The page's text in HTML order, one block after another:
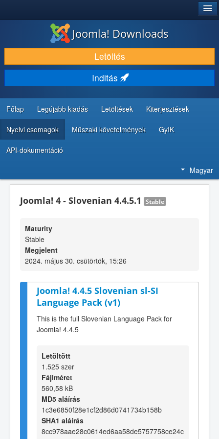
LETÖLTÉS ÉS KITERJESZTÉS
FEDEZZE FEL ÉS TANULJA MEG
KÖZÖSSÉG ÉS TÁMOGATÁS
FEJLESZTŐI ERŐFORRÁSOK
Joomla! Downloads
Letöltés
Inditás
Főlap Legújabb kiadás Letöltések Kiterjesztések
Nyelvi csomagok Műszaki követelmények GyIK
API-dokumentáció
Magyar
Joomla! 4 - Slovenian 4.4.5.1 Stable
Maturity
Stable
Megjelent
2024. május 30. csütörtök, 15:26
Joomla! 4.4.5 Slovenian sl-SI
Language Pack (v1)
This is the full Slovenian Language Pack for
Joomla! 4.4.5
Letöltött
1.525 szer
Fájlméret
560,58 kB
MD5 aláírás
1c3e6850f28e1cf2d86d0741734b158b
SHA1 aláírás
8cc978aae28c0614ed6aa58de5757758ce24c